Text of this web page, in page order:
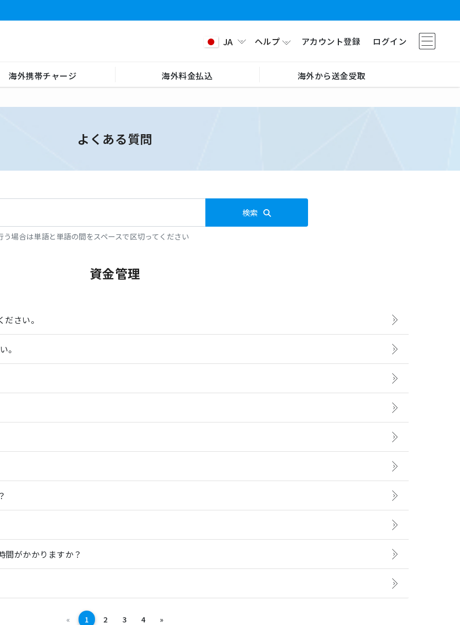
JA ヘルプ アカウント登録 ログイン
海外携帯チャージ 海外料金払込 海外から送金受取
よくある質問
検索
場合は単語と単語の間をスペースで区切ってください
資金管理
さい。
。
間がかかりますか？
« 前へ 1 2 3 4 »次へ